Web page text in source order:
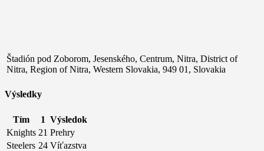
Štadión pod Zoborom, Jesenského, Centrum, Nitra, District of
Nitra, Region of Nitra, Western Slovakia, 949 01, Slovakia
Výsledky
Tím 1 Výsledok
Knights 21 Prehry
Steelers 24 Víťazstva